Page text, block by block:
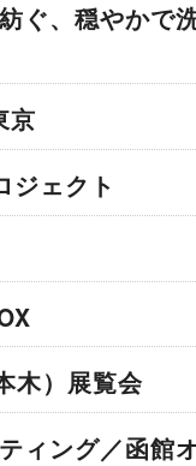
ぐ、穏やかで
京
ジェクト
木）展覧会
ィング／函館